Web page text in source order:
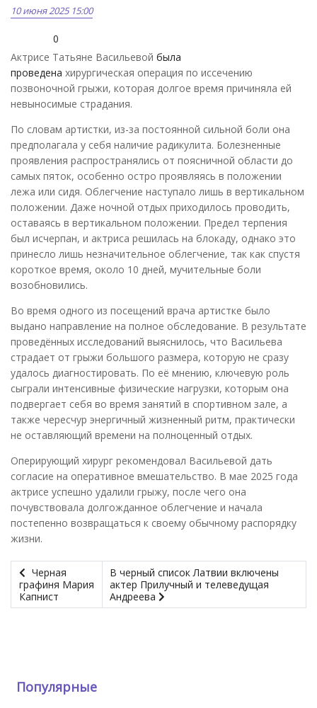
10 июня 2025 15:00
0
Актрисе Татьяне Васильевой была
проведена хирургическая операция по иссечению
позвоночной грыжи, которая долгое время причиняла ей
невыносимые страдания.
По словам артистки, из-за постоянной сильной боли она
предполагала у себя наличие радикулита. Болезненные
проявления распространялись от поясничной области до
самых пяток, особенно остро проявляясь в положении
лежа или сидя. Облегчение наступало лишь в вертикальном
положении. Даже ночной отдых приходилось проводить,
оставаясь в вертикальном положении. Предел терпения
был исчерпан, и актриса решилась на блокаду, однако это
принесло лишь незначительное облегчение, так как спустя
короткое время, около 10 дней, мучительные боли
возобновились.
Во время одного из посещений врача артистке было
выдано направление на полное обследование. В результате
проведённых исследований выяснилось, что Васильева
страдает от грыжи большого размера, которую не сразу
удалось диагностировать. По её мнению, ключевую роль
сыграли интенсивные физические нагрузки, которым она
подвергает себя во время занятий в спортивном зале, а
также чересчур энергичный жизненный ритм, практически
не оставляющий времени на полноценный отдых.
Оперирующий хирург рекомендовал Васильевой дать
согласие на оперативное вмешательство. В мае 2025 года
актрисе успешно удалили грыжу, после чего она
почувствовала долгожданное облегчение и начала
постепенно возвращаться к своему обычному распорядку
жизни.
Черная
графиня Мария
Капнист
В черный список Латвии включены
актер Прилучный и телеведущая
Андреева
Популярные